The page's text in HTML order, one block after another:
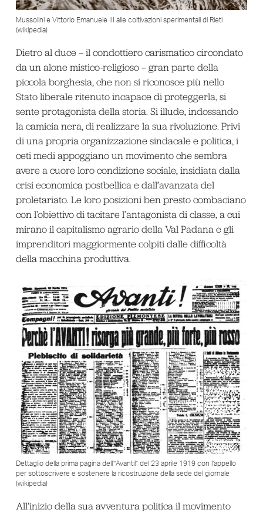
Mussolini e Vittorio Emanuele III alle coltivazioni sperimentali di Rieti
(wikipedia)
Dietro al duce – il condottiero carismatico circondato
da un alone mistico-religioso – gran parte della
piccola borghesia, che non si riconosce più nello
Stato liberale ritenuto incapace di proteggerla, si
sente protagonista della storia. Si illude, indossando
la camicia nera, di realizzare la sua rivoluzione. Privi
di una propria organizzazione sindacale e politica, i
ceti medi appoggiano un movimento che sembra
avere a cuore loro condizione sociale, insidiata dalla
crisi economica postbellica e dall’avanzata del
proletariato. Le loro posizioni ben presto combaciano
con l’obiettivo di tacitare l’antagonista di classe, a cui
mirano il capitalismo agrario della Val Padana e gli
imprenditori maggiormente colpiti dalle difficoltà
della macchina produttiva.
Dettaglio della prima pagina dell'”Avanti!” del 23 aprile 1919 con l’appello
per sottoscrivere e sostenere la ricostruzione della sede del giornale
(wikipedia)
All’inizio della sua avventura politica il movimento